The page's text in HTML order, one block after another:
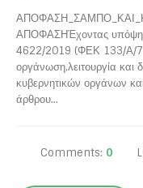
ΑΠΟΦΑΣΗΈχοντας υπόψη:
4622/2019 (ΦΕΚ 133/Α/7-
οργάνωση,λειτουργία και
κυβερνητικών οργάνων
άρθρου...
Comments: 0